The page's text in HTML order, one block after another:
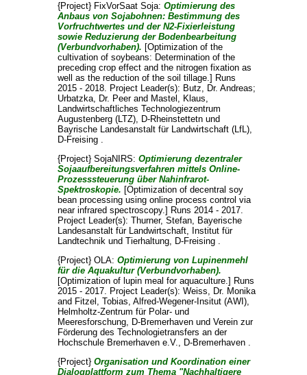
{Project} FixVorSaat Soja: Optimierung des
Anbaus von Sojabohnen: Bestimmung des
Vorfruchtwertes und der N2-Fixierleistung
sowie Reduzierung der Bodenbearbeitung
(Verbundvorhaben). [Optimization of the
cultivation of soybeans: Determination of the
preceding crop effect and the nitrogen fixation as
well as the reduction of the soil tillage.] Runs
2015 - 2018. Project Leader(s): Butz, Dr. Andreas;
Urbatzka, Dr. Peerand Mastel, Klaus,
Landwirtschaftliches Technologiezentrum
Augustenberg (LTZ), D-Rheinstettetn und
Bayrische Landesanstalt für Landwirtschaft (LfL),
D-Freising .
{Project} SojaNIRS: Optimierung dezentraler
Sojaaufbereitungsverfahren mittels Online-
Prozesssteuerung über Nahinfrarot-
Spektroskopie. [Optimization of decentral soy
bean processing using online process control via
near infrared spectroscopy.] Runs 2014 - 2017.
Project Leader(s): Thurner, Stefan, Bayerische
Landesanstalt für Landwirtschaft, Institut für
Landtechnik und Tierhaltung, D-Freising .
{Project} OLA: Optimierung von Lupinenmehl
für die Aquakultur (Verbundvorhaben).
[Optimization of lupin meal for aquaculture.] Runs
2015 - 2017. Project Leader(s): Weiss, Dr. Monika
and Fitzel, Tobias, Alfred-Wegener-Insitut (AWI),
Helmholtz-Zentrum für Polar- und
Meeresforschung, D-Bremerhaven und Verein zur
Förderung des Technologietransfers an der
Hochschule Bremerhaven e.V., D-Bremerhaven .
{Project} Organisation und Koordination einer
Dialogplattform zum Thema "Nachhaltigere